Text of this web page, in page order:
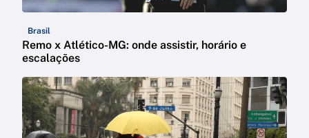
Brasil
Remo x Atlético-MG: onde assistir, horário e
escalações